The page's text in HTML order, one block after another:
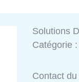
Solutions
Catégorie
Contact